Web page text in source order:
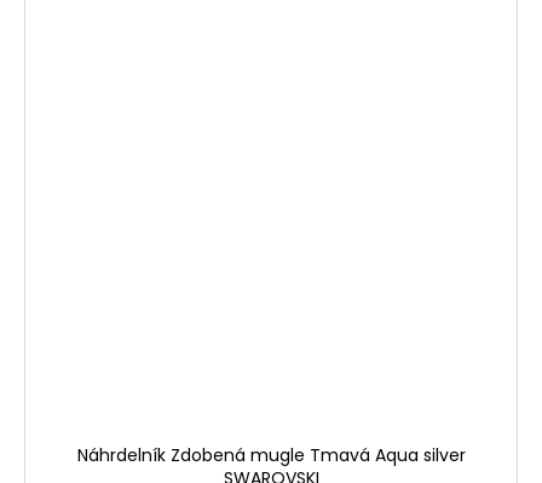
Náhrdelník Zdobená mugle Tmavá Aqua silver